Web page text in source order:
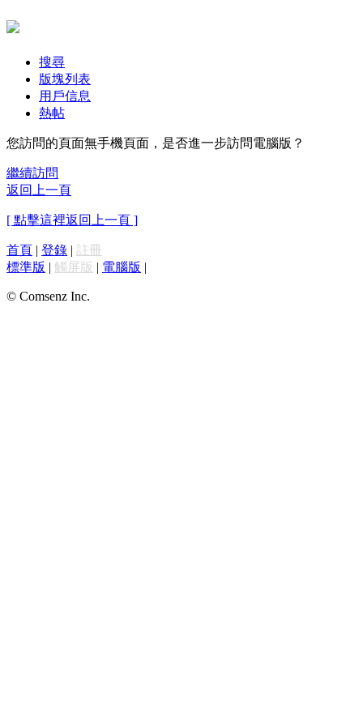
搜尋
版塊列表
用戶信息
熱帖
您訪問的頁面無手機頁面，是否進一步訪問電腦版？
繼續訪問
返回上一頁
[ 點擊這裡返回上一頁 ]
首頁 | 登錄 | 註冊
標準版 | 觸屏版 | 電腦版 |
© Comsenz Inc.